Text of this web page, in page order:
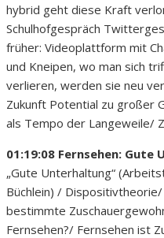
hybrid geht diese Kraft
Schulhofgespräch
früher: Videoplattform mit
und Kneipen, wo man sich
verlieren, werden sie neu
Zukunft Potential zu großer
als Tempo der Langeweile/
01:19:08 Fernsehen: Gute
„Gute Unterhaltung“
Büchlein) /
bestimmte
Fernsehen?/ Fernsehen ist